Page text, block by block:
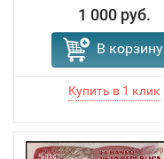
1 000 руб.
В корзину